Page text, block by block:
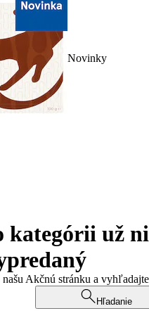
Novinky
kategórii už
Akčnú stránku a
Hľadanie